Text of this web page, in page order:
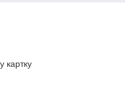
картку